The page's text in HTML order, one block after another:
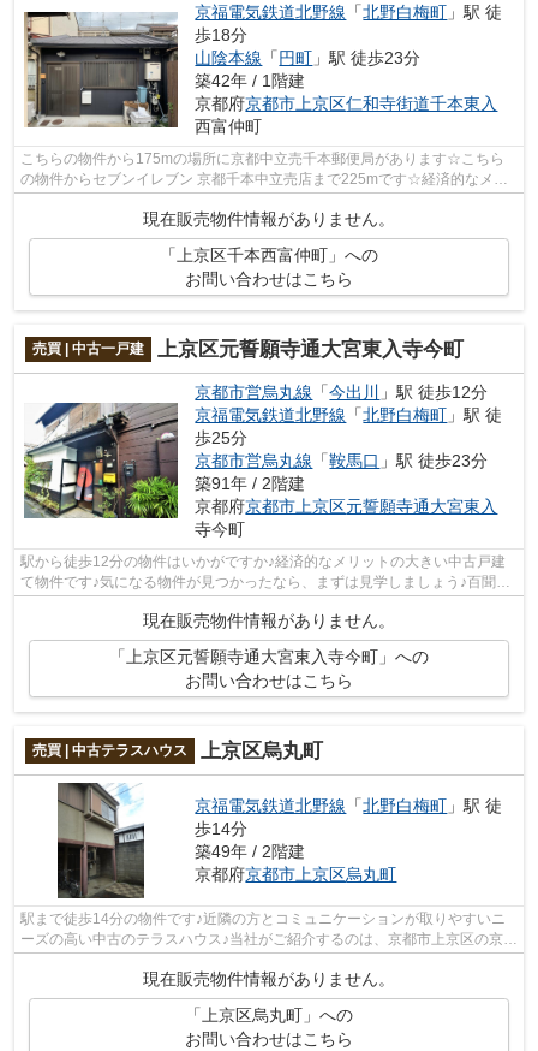
京福電気鉄道北野線 「北野白梅町 」駅 徒
歩18分
山陰本線 「円町 」駅 徒歩23分
築42年 / 1階建
京都府京都市上京区仁和寺街道千本東入
西富仲町
こちらの物件から175mの場所に京都中立売千本郵便局があります☆こちら
の物件からセブンイレブン 京都千本中立売店まで225mです☆経済的なメリ
現在販売物件情報がありません。
「上京区千本西富仲町」への
お問い合わせはこちら
売買 | 中古一戸建 上京区元誓願寺通大宮東入寺今町
京都市営烏丸線 「今出川 」駅 徒歩12分
京福電気鉄道北野線 「北野白梅町 」駅 徒
歩25分
京都市営烏丸線 「鞍馬口 」駅 徒歩23分
築91年 / 2階建
京都府京都市上京区元誓願寺通大宮東入
寺今町
駅から徒歩12分の物件はいかがですか♪経済的なメリットの大きい中古戸建
て物件です♪気になる物件が見つかったなら、まずは見学しましょう♪百聞は
一見に如かずです♪当社では見学のご予...
現在販売物件情報がありません。
「上京区元誓願寺通大宮東入寺今町」への
お問い合わせはこちら
売買 | 中古テラスハウス 上京区烏丸町
京福電気鉄道北野線 「北野白梅町 」駅 徒
歩14分
築49年 / 2階建
京都府京都市上京区烏丸町
駅まで徒歩14分の物件です♪近隣の方とコミュニケーションが取りやすいニ
ーズの高い中古のテラスハウス♪当社がご紹介するのは、京都市上京区の京福
現在販売物件情報がありません。
「上京区烏丸町」への
お問い合わせはこちら